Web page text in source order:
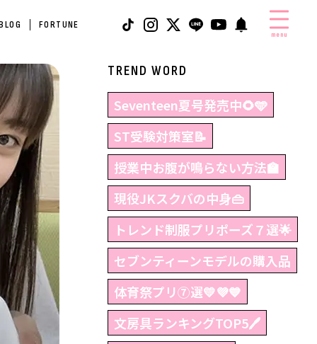
FORTUNE
menu
TREND WORD
Seventeen夏号発売中🌻🩵
ST受験対策室📝
授業中お腹が鳴らない方法🏫
現役JKスクバの中身👜
トレンド制服プリポーズ７選🌟
セブンティーンモデルの購入品
体育祭プリ⑦選💛💜💙
文房具ランキングTOP5🖊